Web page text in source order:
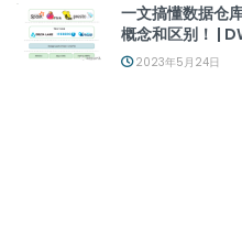
一文搞懂数据仓
概念和区别！ |
2023年5月24日